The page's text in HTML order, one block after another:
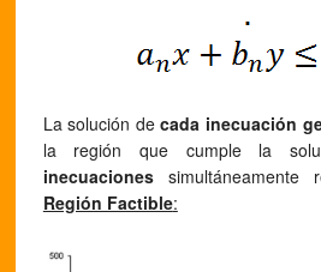
La solución decada inecuación
la región que cumple la
inecuacionessimultáneamente
Región Factible: